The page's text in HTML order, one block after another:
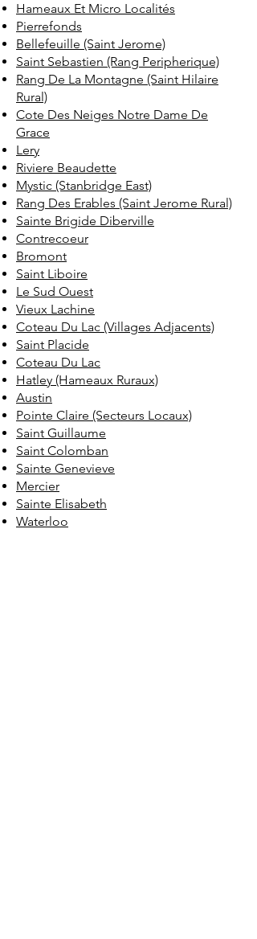
Hameaux Et Micro Localités
Pierrefonds
Bellefeuille (Saint Jerome)
Saint Sebastien (Rang Peripherique)
Rang De La Montagne (Saint Hilaire
Rural)
Cote Des Neiges Notre Dame De
Grace
Lery
Riviere Beaudette
Mystic (Stanbridge East)
Rang Des Erables (Saint Jerome Rural)
Sainte Brigide Diberville
Contrecoeur
Bromont
Saint Liboire
Le Sud Ouest
Vieux Lachine
Coteau Du Lac (Villages Adjacents)
Saint Placide
Coteau Du Lac
Hatley (Hameaux Ruraux)
Austin
Pointe Claire (Secteurs Locaux)
Saint Guillaume
Saint Colomban
Sainte Genevieve
Mercier
Sainte Elisabeth
Waterloo